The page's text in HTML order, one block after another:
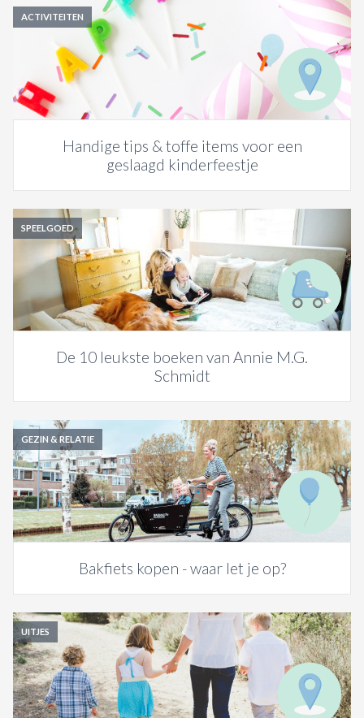
ACTIVITEITEN
Handige tips & toffe items voor een
geslaagd kinderfeestje
SPEELGOED
De 10 leukste boeken van Annie M.G.
Schmidt
GEZIN & RELATIE
Bakfiets kopen - waar let je op?
UITJES